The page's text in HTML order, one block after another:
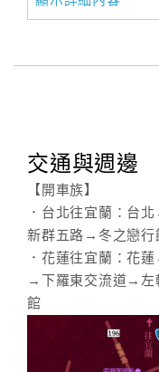
交通與週邊
【開車族】
．台北往宜蘭：台
新群五路→冬之戀行
．花蓮往宜蘭：花
→下羅東交流道→左
館